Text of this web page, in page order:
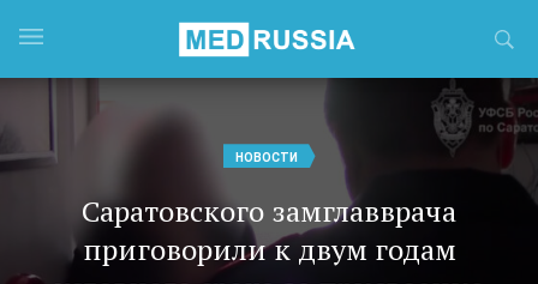
НОВОСТИ
Саратовского замглавврача
приговорили к двум годам